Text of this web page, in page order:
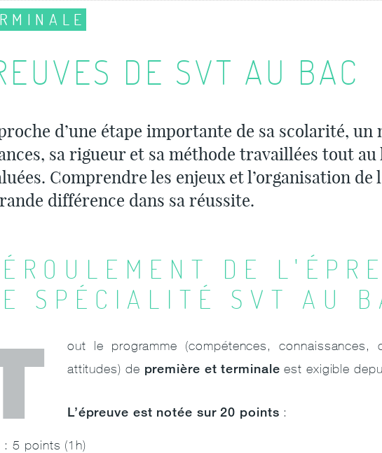
DE SVT AU BAC
d’une étape importante de sa scolarité, un
sa rigueur et sa méthode travaillées tout au
Comprendre les enjeux et l’organisation de
différence dans sa réussite.
DE
SPÉCIALITÉ SVT AU
out le programme (compétences, connaissances,
attitudes) de première et terminale est exigible
L’épreuve est notée sur 20 points :
: 5 points (1h)